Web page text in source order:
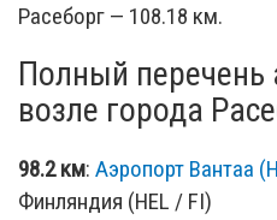
Расеборг — 108.18 км.
Полный перечень
возле города
98.2 км: Аэропорт Вантаа
Финляндия (HEL / FI)